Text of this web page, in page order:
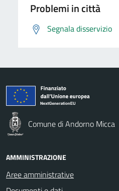
Problemi in città
Segnala disservizio
Comune di Andorno Micca
AMMINISTRAZIONE
Aree amministrative